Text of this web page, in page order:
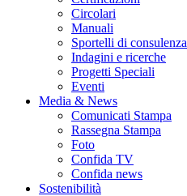
Circolari
Manuali
Sportelli di consulenza
Indagini e ricerche
Progetti Speciali
Eventi
Media & News
Comunicati Stampa
Rassegna Stampa
Foto
Confida TV
Confida news
Sostenibilità